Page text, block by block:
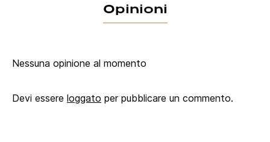
Opinioni
Nessuna opinione al momento
Devi essere loggato per pubblicare un commento.